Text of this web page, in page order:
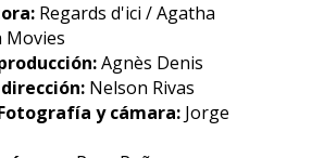
Regards d'ici / Agatha
Movies
Agnès Denis
Nelson Rivas
y cámara:Jorge